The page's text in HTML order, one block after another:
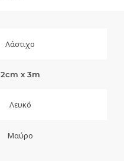
Λάστιχο
2cm x 3m
Λευκό
Μαύρο